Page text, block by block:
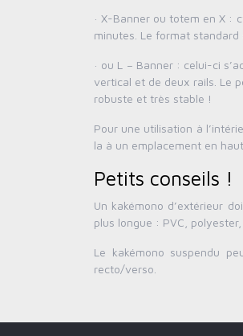
· X-Banner ou totem en X :
minutes. Le format
· ou L – Banner : celui-ci
vertical et de deux rails. Le
robuste et très stable !
Pour une utilisation à
la à un emplacement en
Petits conseils !
Un kakémono d’extérieur
plus longue : PVC,
Le kakémono suspendu
recto/verso.